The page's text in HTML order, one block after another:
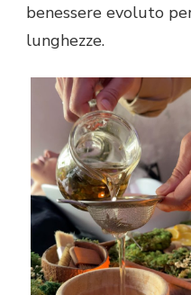
benessere evoluto
lunghezze.